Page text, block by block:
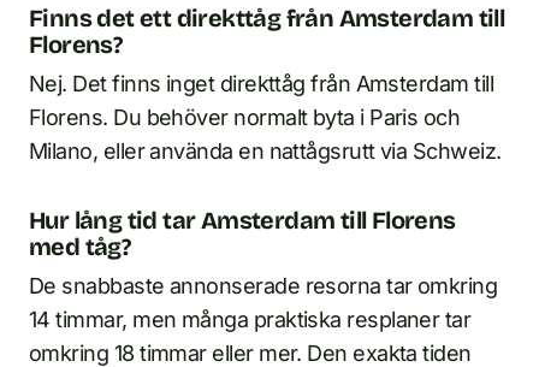
Finns det ett direkttåg från Amsterdam till
Florens?
Nej. Det finns inget direkttåg från Amsterdam till
Florens. Du behöver normalt byta i Paris och
Milano, eller använda en nattågsrutt via Schweiz.
Hur lång tid tar Amsterdam till Florens
med tåg?
De snabbaste annonserade resorna tar omkring
14 timmar, men många praktiska resplaner tar
omkring 18 timmar eller mer. Den exakta tiden